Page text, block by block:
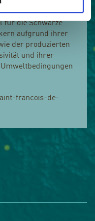
zahlreicher
Projekts
für die Schwarze
aufgrund ihrer
der produzierten
und ihrer
francois-de-